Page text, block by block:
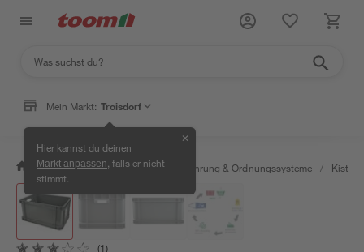
Mein Markt: Troisdorf
Hier kannst du deinen
Markt anpassen , falls er nicht
stimmt.
✕
/ Wohnen & Haushalt / Aufbewahrung & Ordnungssysteme / Kisten
(1)